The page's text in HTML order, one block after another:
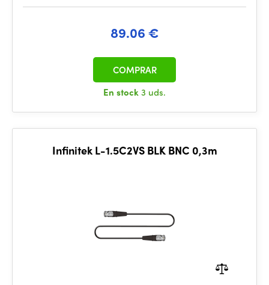
89.06 €
En stock3 uds.
COMPRAR
Infinitek L-1.5C2VS BLK BNC 0,3m